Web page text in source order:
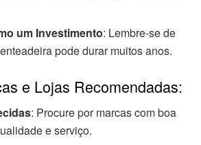
um Investimento: Lembre-se de
pode durar muitos anos.
e Lojas Recomendadas:
: Procure por marcas com boa
e serviço.